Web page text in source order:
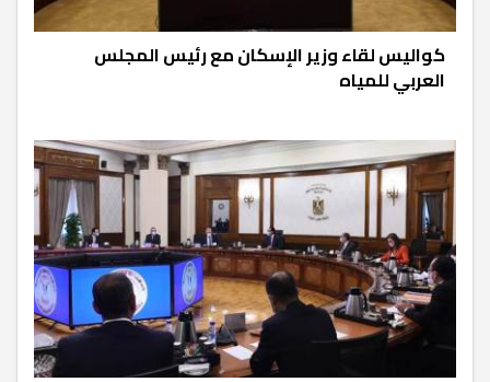
كواليس لقاء وزير الإسكان مع رئيس المجلس
العربي للمياه